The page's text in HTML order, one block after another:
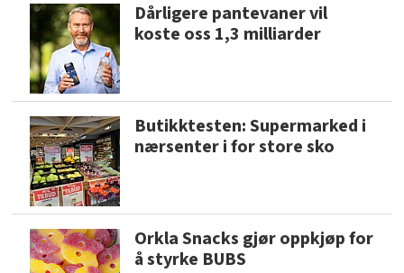
Dårligere pantevaner vil
koste oss 1,3 milliarder
Butikktesten: Supermarked i
nærsenter i for store sko
Orkla Snacks gjør oppkjøp for
å styrke BUBS